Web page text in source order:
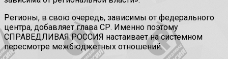
Регионы, в свою очередь, зависимы от федерального
центра, добавляет глава СР. Именно поэтому
СПРАВЕДЛИВАЯ РОССИЯ настаивает на системном
пересмотре межбюджетных отношений.